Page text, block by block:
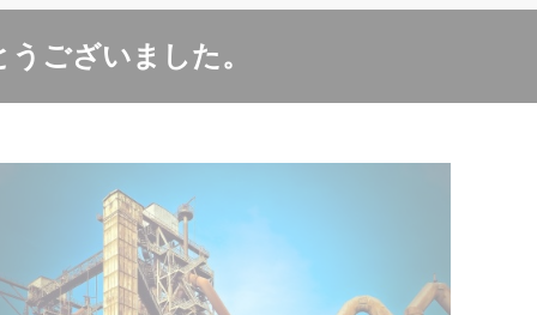
ございました。